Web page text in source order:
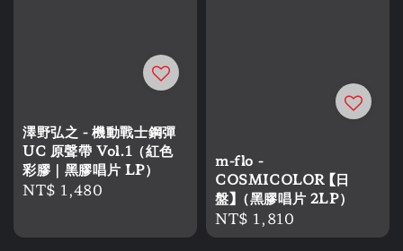
澤野弘之 - 機動戰士鋼彈
UC 原聲帶 Vol.1（紅色
彩膠｜黑膠唱片 LP）
Regular
NT$ 1,480
m-flo -
COSMICOLOR 【日
盤】（黑膠唱片 2LP）
Regular
price
NT$ 1,810